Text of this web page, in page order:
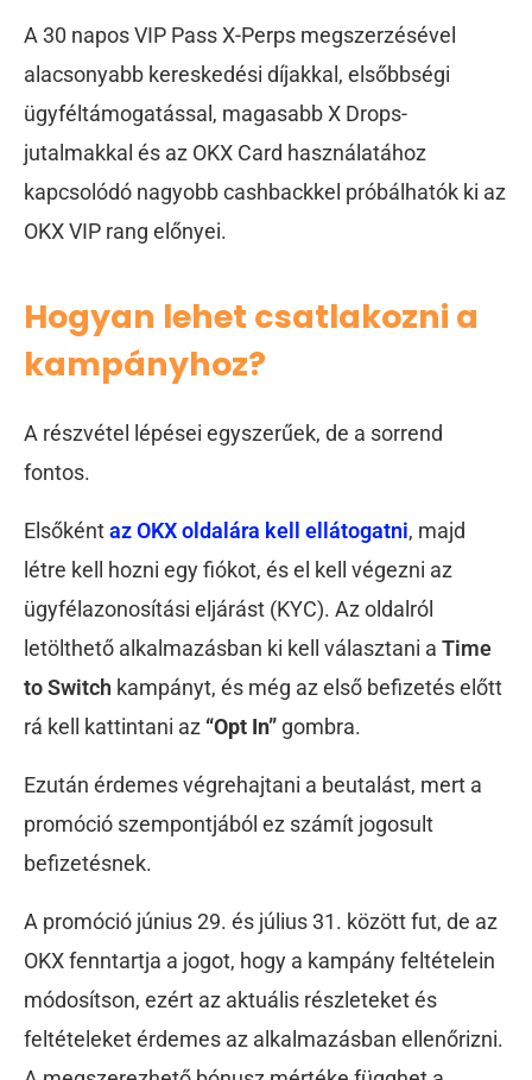
A 30 napos VIP Pass X-Perps megszerzésével
alacsonyabb kereskedési díjakkal, elsőbbségi
ügyféltámogatással, magasabb X Drops-
jutalmakkal és az OKX Card használatához
kapcsolódó nagyobb cashbackkel próbálhatók ki az
OKX VIP rang előnyei.
Hogyan lehet csatlakozni a
kampányhoz?
A részvétel lépései egyszerűek, de a sorrend
fontos.
Elsőkéntaz OKX oldalára kell ellátogatni, majd
létre kell hozni egy fiókot, és el kell végezni az
ügyfélazonosítási eljárást (KYC). Az oldalról
letölthető alkalmazásban ki kell választani a Time
to Switch kampányt, és még az első befizetés előtt
rá kell kattintani az “Opt In” gombra.
Ezután érdemes végrehajtani a beutalást, mert a
promóció szempontjából ez számít jogosult
befizetésnek.
A promóció június 29. és július 31. között fut, de az
OKX fenntartja a jogot, hogy a kampány feltételein
módosítson, ezért az aktuális részleteket és
feltételeket érdemes az alkalmazásban ellenőrizni.